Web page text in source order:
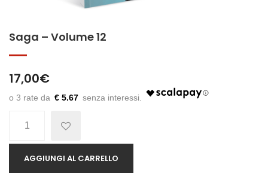
Saga – Volume 12
17,00€
€ 5.67
AGGIUNGI AL CARRELLO